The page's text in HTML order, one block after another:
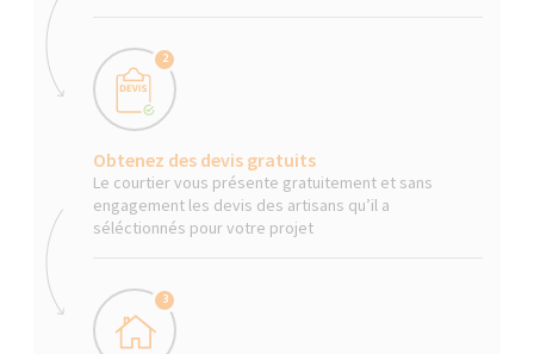
2
Obtenez des devis gratuits
Le courtier vous présente gratuitement et sans
engagement les devis des artisans qu’il a
séléctionnés pour votre projet
3